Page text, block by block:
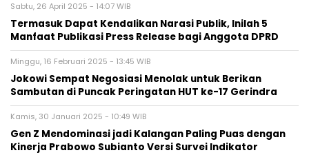
Sabtu, 26 April 2025 - 14:07 WIB
Termasuk Dapat Kendalikan Narasi Publik, Inilah 5
Manfaat Publikasi Press Release bagi Anggota DPRD
Minggu, 16 Februari 2025 - 13:45 WIB
Jokowi Sempat Negosiasi Menolak untuk Berikan
Sambutan di Puncak Peringatan HUT ke-17 Gerindra
Kamis, 30 Januari 2025 - 10:49 WIB
Gen Z Mendominasi jadi Kalangan Paling Puas dengan
Kinerja Prabowo Subianto Versi Survei Indikator